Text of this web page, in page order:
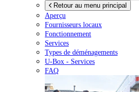
Retour au menu principal
Aperçu
Fournisseurs locaux
Fonctionnement
Services
Types de déménagements
U-Box - Services
FAQ